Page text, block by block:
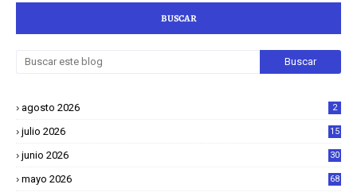
BUSCAR
agosto 2026 2
julio 2026 15
junio 2026 30
mayo 2026 68